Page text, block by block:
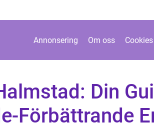
Annonsering Om oss Cookies
Din
Förbättrande